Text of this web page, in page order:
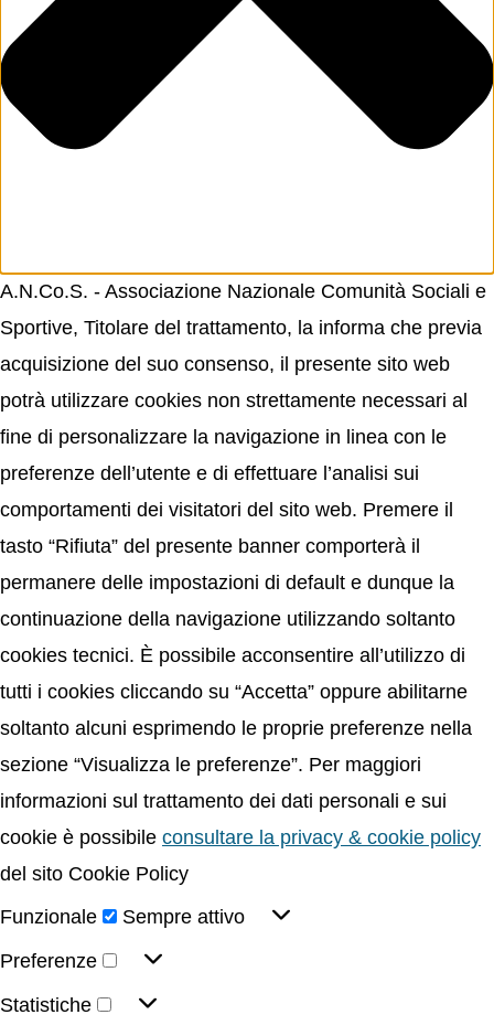
A.N.Co.S. - Associazione Nazionale Comunità Sociali e
Sportive, Titolare del trattamento, la informa che previa
acquisizione del suo consenso, il presente sito web
potrà utilizzare cookies non strettamente necessari al
fine di personalizzare la navigazione in linea con le
preferenze dell’utente e di effettuare l’analisi sui
comportamenti dei visitatori del sito web. Premere il
tasto “Rifiuta” del presente banner comporterà il
permanere delle impostazioni di default e dunque la
continuazione della navigazione utilizzando soltanto
cookies tecnici. È possibile acconsentire all’utilizzo di
tutti i cookies cliccando su “Accetta” oppure abilitarne
soltanto alcuni esprimendo le proprie preferenze nella
sezione “Visualizza le preferenze”. Per maggiori
informazioni sul trattamento dei dati personali e sui
cookie è possibile consultare la privacy & cookie policy
del sito Cookie Policy
Funzionale
Sempre attivo
Preferenze
Statistiche